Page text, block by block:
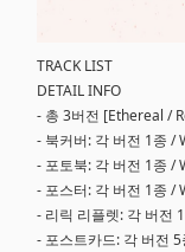
TRACK LIST
DETAIL INFO
- 총 3버전 [Ethereal /
- 북커버: 각 버전 1종 /
- 포토북: 각 버전 1종 /
- 포스터: 각 버전 1종 /
- 리릭 리플렛: 각 버전
- 포스트카드: 각 버전